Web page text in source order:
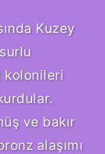
Kuzey
kolonileri
ve bakır
alaşımı